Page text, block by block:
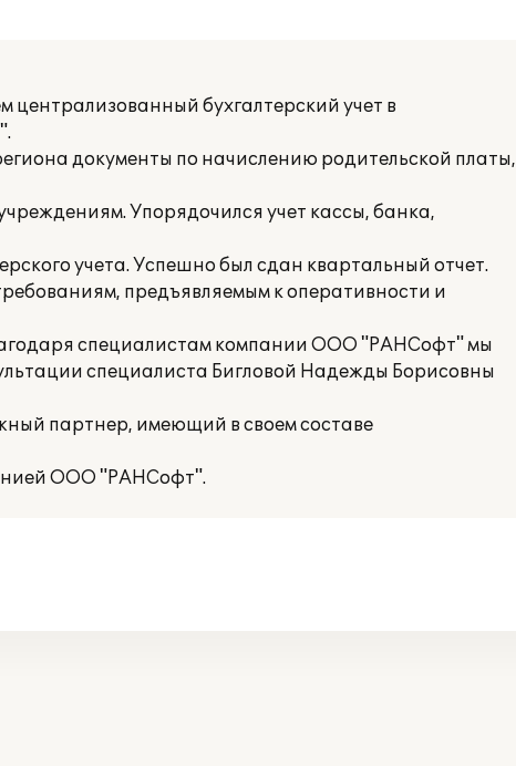
бухгалтерский учет в
документы по начислению родительской платы,
Упорядочился учет кассы, банка,
учета. Успешно был сдан квартальный отчет.
предъявляемым к оперативности и
специалистам компании ООО "РАНСофт" мы
специалиста Бигловой Надежды Борисовны
партнер, имеющий в своем составе
ООО "РАНСофт".